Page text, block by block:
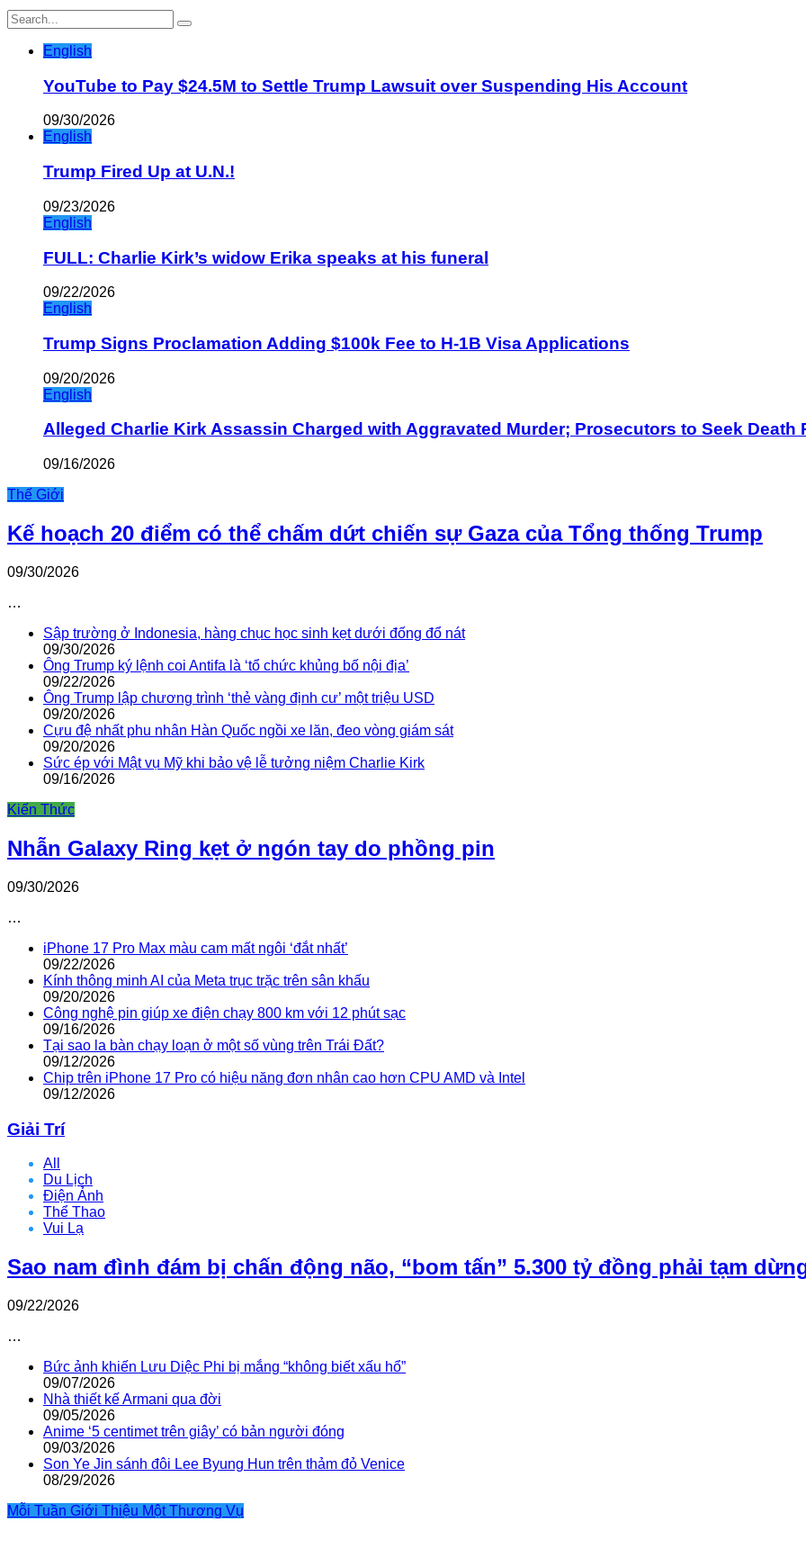
English
YouTube to Pay $24.5M to Settle Trump Lawsuit over Suspending His Account
09/30/2026
English
Trump Fired Up at U.N.!
09/23/2026
English
FULL: Charlie Kirk’s widow Erika speaks at his funeral
09/22/2026
English
Trump Signs Proclamation Adding $100k Fee to H-1B Visa Applications
09/20/2026
English
Alleged Charlie Kirk Assassin Charged with Aggravated Murder; Prosecutors to Seek Death
09/16/2026
Thế Giới
Kế hoạch 20 điểm có thể chấm dứt chiến sự Gaza của Tổng thống Trump
09/30/2026
…
Sập trường ở Indonesia, hàng chục học sinh kẹt dưới đống đổ nát
09/30/2026
Ông Trump ký lệnh coi Antifa là ‘tổ chức khủng bố nội địa’
09/22/2026
Ông Trump lập chương trình ‘thẻ vàng định cư’ một triệu USD
09/20/2026
Cựu đệ nhất phu nhân Hàn Quốc ngồi xe lăn, đeo vòng giám sát
09/20/2026
Sức ép với Mật vụ Mỹ khi bảo vệ lễ tưởng niệm Charlie Kirk
09/16/2026
Kiến Thức
Nhẫn Galaxy Ring kẹt ở ngón tay do phồng pin
09/30/2026
…
iPhone 17 Pro Max màu cam mất ngôi ‘đắt nhất’
09/22/2026
Kính thông minh AI của Meta trục trặc trên sân khấu
09/20/2026
Công nghệ pin giúp xe điện chạy 800 km với 12 phút sạc
09/16/2026
Tại sao la bàn chạy loạn ở một số vùng trên Trái Đất?
09/12/2026
Chip trên iPhone 17 Pro có hiệu năng đơn nhân cao hơn CPU AMD và Intel
09/12/2026
Giải Trí
All
Du Lịch
Điện Ảnh
Thể Thao
Vui Lạ
Sao nam đình đám bị chấn động não, “bom tấn” 5.300 tỷ đồng phải tạm
09/22/2026
…
Bức ảnh khiến Lưu Diệc Phi bị mắng “không biết xấu hổ”
09/07/2026
Nhà thiết kế Armani qua đời
09/05/2026
Anime ‘5 centimet trên giây’ có bản người đóng
09/03/2026
Son Ye Jin sánh đôi Lee Byung Hun trên thảm đỏ Venice
08/29/2026
Mỗi Tuần Giới Thiệu Một Thương Vụ